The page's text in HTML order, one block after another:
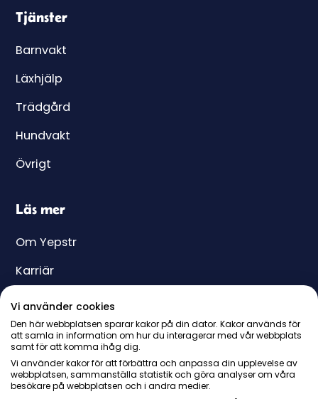
Tjänster
Barnvakt
Läxhjälp
Trädgård
Hundvakt
Övrigt
Läs mer
Om Yepstr
Karriär
Hjälpcenter
Yeppar
Pris
Presentkort
Vi använder cookies
Den här webbplatsen sparar kakor på din dator. Kakor används för
att samla in information om hur du interagerar med vår webbplats
samt för att komma ihåg dig.
Vi använder kakor för att förbättra och anpassa din upplevelse av
webbplatsen, sammanställa statistik och göra analyser om våra
besökare på webbplatsen och i andra medier.